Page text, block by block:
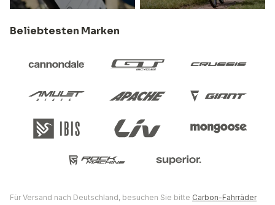
Beliebtesten Marken
Für Versand nach Deutschland, besuchen Sie bitte Carbon-Fahrräder